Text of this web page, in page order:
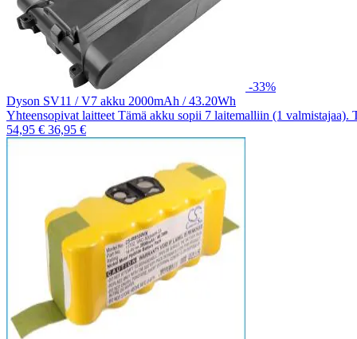
-33%
Dyson SV11 / V7 akku 2000mAh / 43.20Wh
Yhteensopivat laitteet Tämä akku sopii 7 laitemalliin (1 valmistajaa).
54,95 € 36,95 €